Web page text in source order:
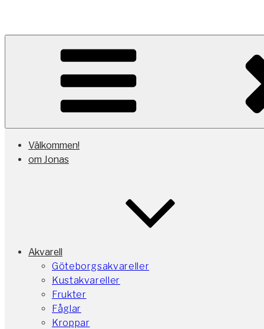
Välkommen!
om Jonas
Akvarell
Göteborgsakvareller
Kustakvareller
Frukter
Fåglar
Kroppar